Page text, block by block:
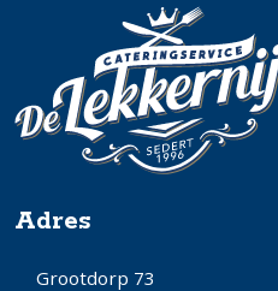
Adres
Grootdorp 73